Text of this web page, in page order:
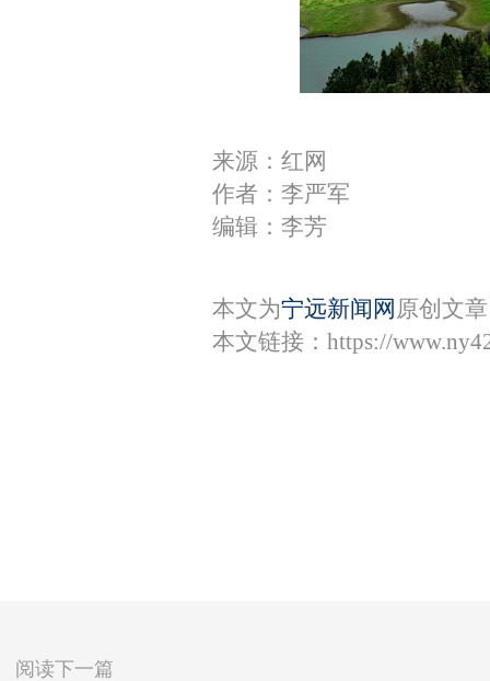
来源：红网
作者：李严军
编辑：李芳
本文为宁远新闻网 原创文
本文链接： https://
阅读下一篇